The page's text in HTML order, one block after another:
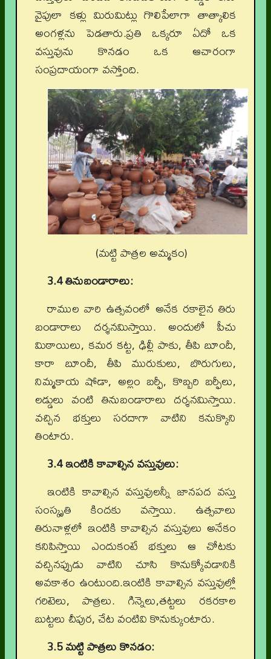
వైపులా కళ్లు మిరుమిట్లు గొలిపేలాగా తాత్కాలిక
అంగళ్లను పెడతారు.ప్రతి ఒక్కరూ ఏదో ఒక
వస్తువును కొనడం ఒక ఆచారంగా
సంప్రదాయంగా వస్తోంది.
(మట్టి పాత్రల అమ్మకం)
3.4 తినుబండారాలు:
రాముల వారి ఉత్సవంలో అనేక రకాలైన తిరు
బండారాలు దర్శనమిస్తాయి. అందులో పీచు
మిఠాయిలు, కమర కట్ట, ఢిల్లీ పాకు, తీపి బూందీ,
కారా బూందీ, తీపి మురుకులు, బొరుగులు,
నిమ్మకాయ షోడా, అల్లం బర్ఫీ, కొబ్బరి బర్ఫీలు,
లడ్డులు వంటి తినుబండారాలు దర్శనమిస్తాయి.
వచ్చిన భక్తులు సరదాగా వాటిని కనుక్కొని
తింటారు.
3.4 ఇంటికి కావాల్సిన వస్తువులు:
ఇంటికి కావాల్సిన వస్తువులన్నీ జానపద వస్తు
సంస్కృతి కిందకు వస్తాయి. ఉత్సవాలు
తిరునాళ్లలో ఇంటికి కావాల్సిన వస్తువులు అనేకం
కనిపిస్తాయి ఎందుకంటే భక్తులు ఆ చోటకు
వచ్చినప్పుడు వాటిని చూసి కొనుక్కోవడానికి
అవకాశం ఉంటుంది.ఇంటికి కావాల్సిన వస్తువుల్లో
గరిటెలు, పాత్రలు. గిన్నెలు,తట్టలు రకరకాల
బుట్టలు చీపుర, చేట వంటివి కొనుక్కుంటారు.
3.5 మట్టి పాత్రలు కొనడం: